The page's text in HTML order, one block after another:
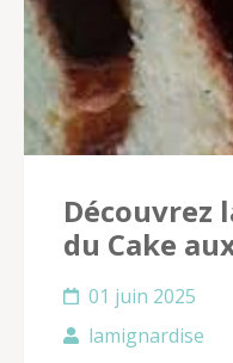
Découvrez
du Cake
01 juin 2025
lamignardise